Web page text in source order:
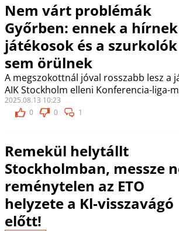
Nem várt problémák
Győrben: ennek a
játékosok és a szurkolók
sem örülnek
A megszokottnál jóval rosszabb lesz a
AIK Stockholm elleni Konferencia-liga-
2025.08.13 10:23
0
0 1
Remekül helytállt
Stockholmban, messze
reménytelen az ETO
helyzete a Kl-visszavágó
előtt!